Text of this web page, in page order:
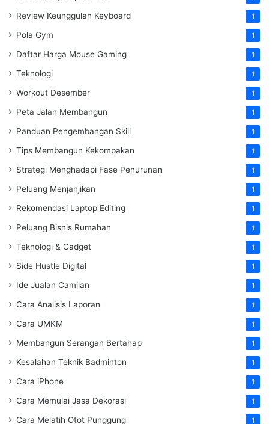
Review Keunggulan Keyboard 1
Pola Gym 1
Daftar Harga Mouse Gaming 1
Teknologi 1
Workout Desember 1
Peta Jalan Membangun 1
Panduan Pengembangan Skill 1
Tips Membangun Kekompakan 1
Strategi Menghadapi Fase Penurunan 1
Peluang Menjanjikan 1
Rekomendasi Laptop Editing 1
Peluang Bisnis Rumahan 1
Teknologi & Gadget 1
Side Hustle Digital 1
Ide Jualan Camilan 1
Cara Analisis Laporan 1
Cara UMKM 1
Membangun Serangan Bertahap 1
Kesalahan Teknik Badminton 1
Cara iPhone 1
Cara Memulai Jasa Dekorasi 1
Cara Melatih Otot Punggung 1